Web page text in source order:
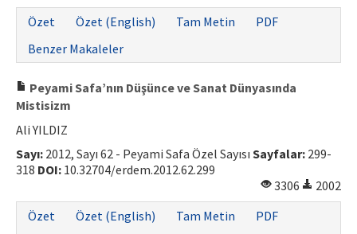
Özet
Özet (English) Tam Metin
PDF
Benzer Makaleler
Peyami Safa’nın Düşünce ve Sanat Dünyasında
Mistisizm
Ali YILDIZ
Sayı: 2012, Sayı 62 - Peyami Safa Özel Sayısı Sayfalar: 299-
318 DOI: 10.32704/erdem.2012.62.299
3306
2002
Özet
Özet (English) Tam Metin
PDF